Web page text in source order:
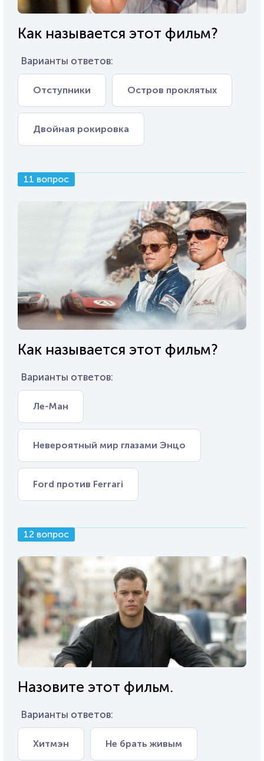
Как называется этот фильм?
Варианты ответов:
Отступники Остров проклятых
Двойная рокировка
11 вопрос
Как называется этот фильм?
Варианты ответов:
Ле-Ман
Невероятный мир глазами Энцо
Ford против Ferrari
12 вопрос
Назовите этот фильм.
Варианты ответов:
Хитмэн Не брать живым